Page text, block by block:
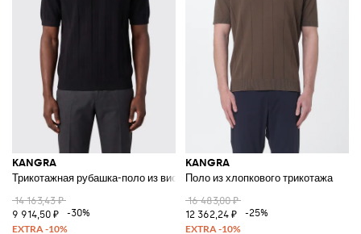
KANGRA
Трикотажная рубашка-поло из вискозы с V-образным вырезом и
14 163,43 ₽
9 914,50 ₽
-30%
KANGRA
Поло из хлопкового трикотажа
16 483,00 ₽
12 362,24 ₽
-25%